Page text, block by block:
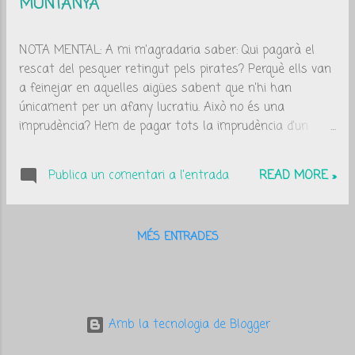
NOTA MENTAL: A mi m'agradaria saber: Qui pagarà el
rescat del pesquer retingut pels pirates? Perquè ells van
a feinejar en aquelles aigües sabent que n'hi han
únicament per un afany lucratiu. Això no és una
imprudència? Hem de pagar tots la imprudència d'un
se'ns qüestiona si som imprudents o no, i en qualsevol
dels casos, a pagar! O pagarem el rescat, o haurem de
pagar molt més per la llicència federativa per culpa de
Publica un comentari a l'entrada READ MORE »
MÉS ENTRADES
Amb la tecnologia de Blogger